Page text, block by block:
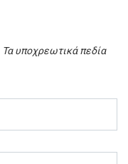
Τα υποχρεωτικά πεδία